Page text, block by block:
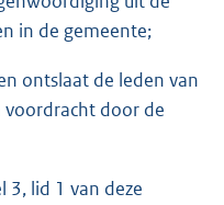
in de gemeente;
ontslaat de leden van
door de
3, lid 1 van deze